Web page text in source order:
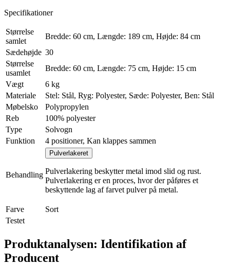
Specifikationer
Størrelse
samlet
Bredde: 60 cm, Længde: 189 cm, Højde: 84 cm
Sædehøjde 30
Størrelse
usamlet
Bredde: 60 cm, Længde: 75 cm, Højde: 15 cm
Vægt
6 kg
Materiale
Stel: Stål, Ryg: Polyester, Sæde: Polyester, Ben: Stål
Møbelsko
Polypropylen
Reb
100% polyester
Type
Solvogn
Funktion
4 positioner, Kan klappes sammen
Behandling
Pulverlakeret
Pulverlakering beskytter metal imod slid og rust.
Pulverlakering er en proces, hvor der påføres et
beskyttende lag af farvet pulver på metal.
Farve
Sort
Testet
Produktanalysen: Identifikation af
Producent